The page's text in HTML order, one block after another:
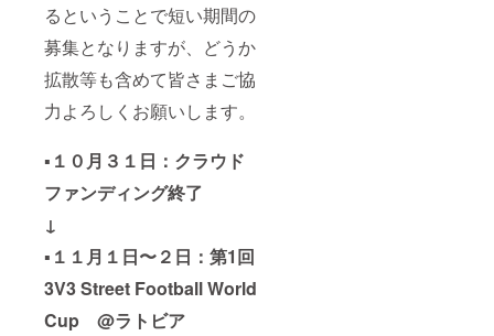
るということで短い期間の
募集となりますが、どうか
拡散等も含めて皆さまご協
力よろしくお願いします。
▪️１０月３１日：クラウド
ファンディング終了
↓
▪️１１月１日〜２日：第1回
3V3 Street Football World
Cup @ラトビア